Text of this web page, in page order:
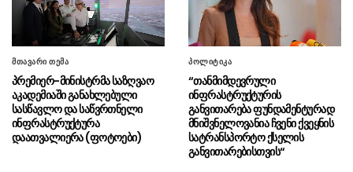
06.08 - 15:58“დღეს ვიმგზავრეთ
მატარებლით, რომელიც ახალი სიჩქარით
მოძრაობს, მანამდე მგზავრობის დრო იყო 5,5
საათი და ახლა არის 4 საათამდე
შემცირებული”
06.08 - 15:56გიგა ავალიანის საქმეზე
დაკავებული ნია იმნაძე საავადმყოფოდან
ზაჰესის დროებითი მოთავსების იზოლატორში
მთავარი თემა
პრემიერ-მინისტრმა საზღვაო
აკადემიაში განახლებული
სასწავლო და საწვრთნელი
ინფრასტრუქტურა
დაათვალიერა (ფოტოები)
პოლიტიკა
“თანმიმდევრული
ინფრასტრუქტურის
განვითარება ფუნდამენტურად
მნიშვნელოვანია ჩვენი ქვეყნის
სატრანსპორტო ქსელის
განვითარებისთვის“